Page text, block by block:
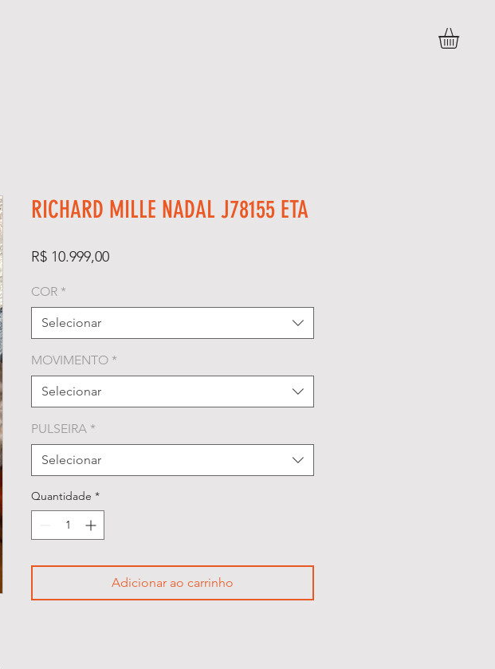
RICHARD MILLE NADAL J78155 ETA
R$ 10.999,00Preço
COR *
Selecionar
MOVIMENTO *
Selecionar
PULSEIRA *
Selecionar
Quantidade *
Adicionar ao carrinho